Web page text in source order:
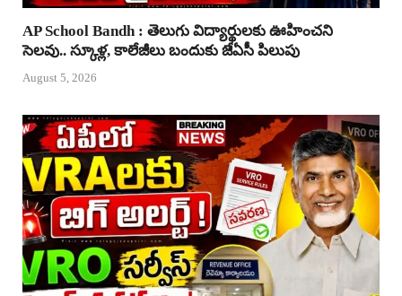
AP School Bandh : తెలుగు విద్యార్థులకు ఊహించని
సెలవు.. స్కూళ్ల, కాలేజీలు బందుకు జేఏసీ పిలుపు
August 5, 2026